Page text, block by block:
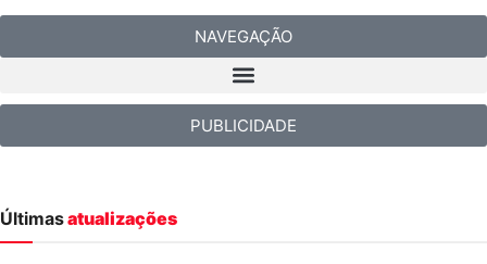
NAVEGAÇÃO
PUBLICIDADE
Últimasatualizações